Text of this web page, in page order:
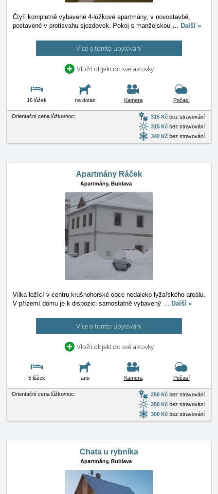
Čtyři kompletně vybavené 4-lůžkové apartmány, v novostavbě,
postavené v protisvahu sjezdovek. Pokoj s manželskou … Další »
Více o tomto ubytování
Vložit objekt do své aktovky
16 lůžek na dotaz Kamera Počasí
Orientační cena lůžko/noc: 315 Kč bez stravování
315 Kč bez stravování
340 Kč bez stravování
Apartmány Ráček
Apartmány, Bublava
Vilka ležící v centru krušnohorské obce nedaleko lyžařského areálu.
V přízemí domu je k dispozici samostatně vybavený … Další »
Více o tomto ubytování
Vložit objekt do své aktovky
5 lůžek ano Kamera Počasí
Orientační cena lůžko/noc: 250 Kč bez stravování
250 Kč bez stravování
300 Kč bez stravování
Chata u rybníka
Apartmány, Bublava